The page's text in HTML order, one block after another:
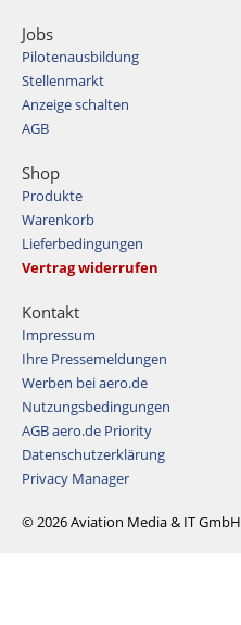
Jobs
Pilotenausbildung
Stellenmarkt
Anzeige schalten
AGB
Shop
Produkte
Warenkorb
Lieferbedingungen
Vertrag widerrufen
Kontakt
Impressum
Ihre Pressemeldungen
Werben bei aero.de
Nutzungsbedingungen
AGB aero.de Priority
Datenschutzerklärung
Privacy Manager
© 2026 Aviation Media & IT GmbH